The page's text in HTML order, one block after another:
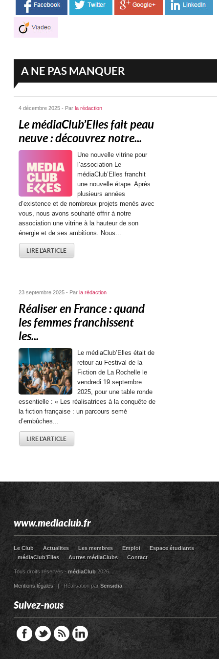
A NE PAS MANQUER
4 décembre 2025 - Parla rédaction
Le médiaClub’Elles fait peau
neuve : découvrez notre...
Une nouvelle vitrine pour
l’association Le
médiaClub’Elles franchit
une nouvelle étape. Après
plusieurs années
d’existence et de nombreux projets menés avec
vous, nous avons souhaité offrir à notre
association une vitrine à la hauteur de son
énergie et de ses ambitions. Nous...
LIRE L'ARTICLE
23 septembre 2025 - Parla rédaction
Réaliser en France : quand
les femmes franchissent
les...
Le médiaClub’Elles était de
retour au Festival de la
Fiction de La Rochelle le
vendredi 19 septembre
2025, pour une table ronde
essentielle : « Les réalisatrices à la conquête de
la fiction française : un parcours semé
d’embûches...
LIRE L'ARTICLE
www.mediaclub.fr
Le Club Actualites Les membres Emploi
Espace étudiants
médiaClub’Elles
Autres médiaClubs Contact
Tous droits réservés -médiaClub 2026
Mentions légales| Réalisation parSensidia
Suivez-nous